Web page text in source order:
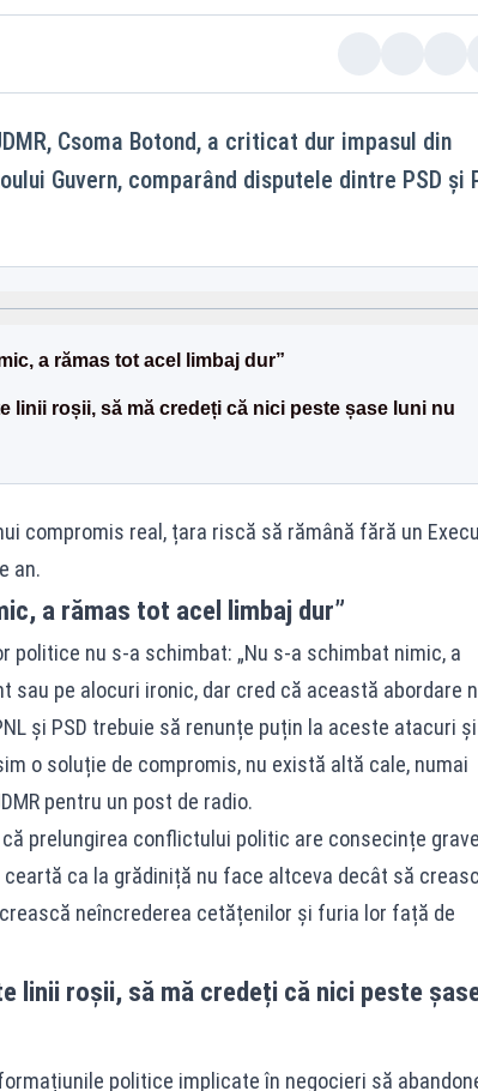
Csoma Botond, a criticat dur impasul din
Guvern, comparând disputele dintre PSD și
a rămas tot acel limbaj dur”
linii roșii, să mă credeți că nici peste șase luni nu
compromis real, țara riscă să rămână fără un
an.
a rămas tot acel limbaj dur”
politice nu s-a schimbat: „Nu s-a schimbat nimic, a
sau pe alocuri ironic, dar cred că această abordare
și PSD trebuie să renunțe puțin la aceste atacuri
o soluție de compromis, nu există altă cale, numai
pentru un post de radio.
prelungirea conflictului politic are consecințe grave
ca la grădiniță nu face altceva decât să
neîncrederea cetățenilor și furia lor față de
linii roșii, să mă credeți că nici peste
politice implicate în negocieri să